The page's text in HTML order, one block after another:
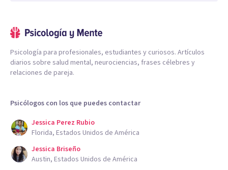
Psicología para profesionales, estudiantes y curiosos. Artículos
diarios sobre salud mental, neurociencias, frases célebres y
relaciones de pareja.
Psicólogos con los que puedes contactar
Jessica Perez Rubio
Florida, Estados Unidos de América
Jessica Briseño
Austin, Estados Unidos de América